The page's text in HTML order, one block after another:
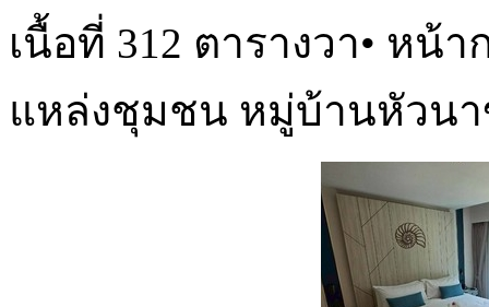
เนื้อที่ 312 ตารางวา• หน้
แหล่งชุมชน หมู่บ้านหัวนา